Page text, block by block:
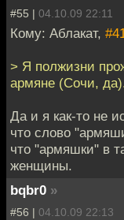
#55 | 04.10.09 22:11
Кому: Аблакат,
> Я полжизни
армяне (Сочи,
Да и я как-то не
что слово
что "армяшки" в
женщины.
bqbr0 »
#56 | 04.10.09 22:13